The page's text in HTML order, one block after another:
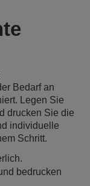
Bedarf an
Legen Sie
drucken Sie die
individuelle
Schritt.
bedrucken